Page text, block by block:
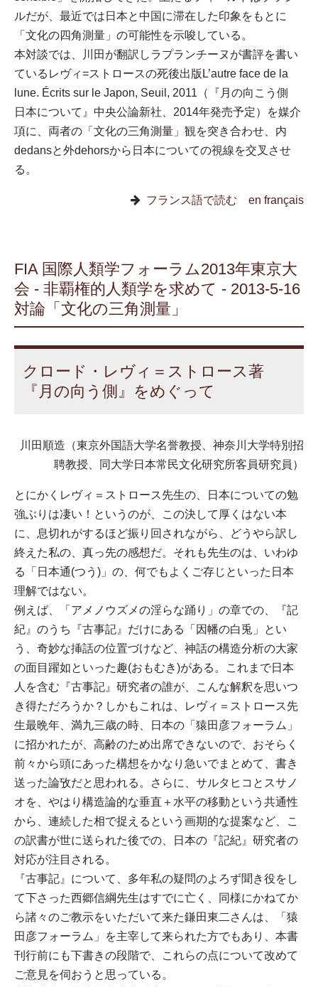
ルだが、最近では日本と中国に滞在した印象をもとに
「文化の四角測量」の可能性を示唆している。
本対談では、川田が翻訳しラプランチーヌが書評を書い
ているレヴィ=ストロースの死後出版L’autre face de la
lune. Écrits sur le Japon, Seuil, 2011（『月の向こう側
日本について』中央公論新社、2014年発売予定）を媒介
項に、両者の「文化の三角測量」観を突き合わせ、内
dedansと外dehorsから日本についての視線を交叉させ
る。
フランス語で読む en français
FIA 国際人類学フォーラム2013年東京大
会 - 非覇権的人類学を求めて - 2013-5-16
対論「文化の三角測量」
クロード・レヴィ＝ストロース著
『月の向う側』をめぐって
川田順造（東京外国語大学名誉教授、神奈川大学特別招
聘教授、同大学日本常民文化研究所客員研究員）
とにかくレヴィ＝ストロース先生の、日本についての勉
強ぶりは凄い！というのが、この決して厚くはない本
に、息切れがするほど振り回されながら、どうやら訳し
終えた私の、真っ先の感想だ。それも先生のは、いわゆ
る「日本通(つう)」の、何でもよくご存じといった日本
理解ではない。
例えば、「アメノウズメの淫らな踊り」の章での、『記
紀』のうち『古事記』だけにある「因幡の白兎」とい
う、奇妙な挿話の位置づけなど、神話の構造分析の大家
の面目躍如といった趣(おもむき)がある。これまで日本
人を含む『古事記』研究者の誰が、こんな解釈を思いつ
き得ただろうか？しかもこれは、レヴィ＝ストロース先
生最晩年、満九三歳の時、日本の「猿田彦フォーラム」
に招かれたが、高齢のため出席できないので、おそらく
前々から頭にあった構想をかなり急いでまとめて、書き
送った論攷だと思われる。さらに、サルタヒコとスサノ
オを、やはり構造論的な垂直＋水平の移動という共通性
から、連続した相で捉えるという画期的な提案など、こ
の訳書が世に送られた後での、日本の『記紀』研究者の
対応が注目される。
『古事記』について、多年私の疑問のよろず聞き役をし
て下さった西郷信綱先生はすでに亡く、同様にかねてか
ら諸々のご教示をいただいて来た鎌田東二さんは、「猿
田彦フォーラム」を主宰して来られた方でもあり、本書
刊行前にも下書きの段階で、これらの点について改めて
ご意見を伺おうと思っている。